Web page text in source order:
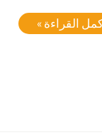
القراءة »